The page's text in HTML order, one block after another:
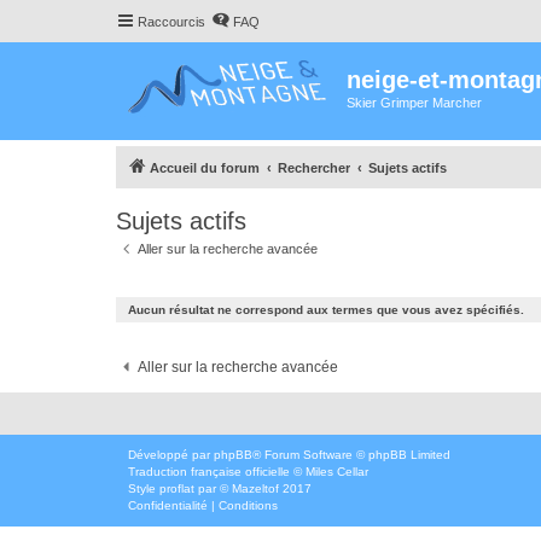
Raccourcis FAQ
neige-et-
Skier Grimper Marcher
Accueil du forum Rechercher Sujets actifs
Sujets actifs
Aller sur la recherche avancée
Aucun résultat ne correspond aux termes que vous avez spécifiés.
Aller sur la recherche avancée
Développé par phpBB® Forum Software © phpBB Limited
Traduction française officielle ©Miles Cellar
Style proflat par ©Mazeltof 2017
Confidentialité | Conditions